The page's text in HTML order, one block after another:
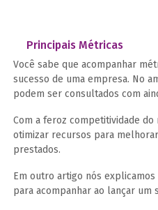
Principais Métricas
Você sabe que acompanhar
sucesso de uma empresa. No
podem ser consultados com
Com a feroz competitividade
otimizar recursos para
prestados.
Em outro artigo nós explicamos
para acompanhar ao lançar um